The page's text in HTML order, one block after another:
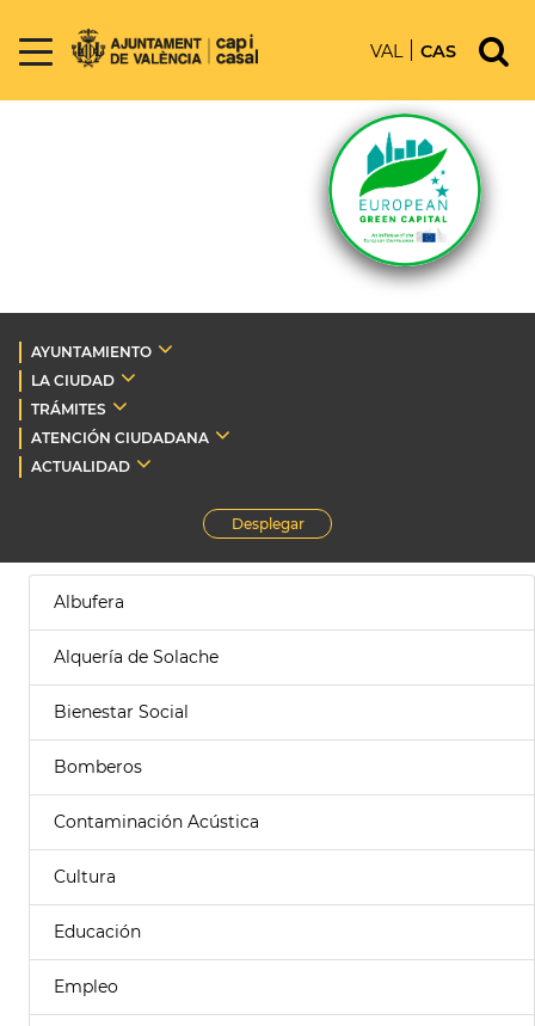
VAL CAS
AYUNTAMIENTO
LA CIUDAD
TRÁMITES
ATENCIÓN CIUDADANA
ACTUALIDAD
Desplegar
Albufera
Alquería de Solache
Bienestar Social
Bomberos
Contaminación Acústica
Cultura
Educación
Empleo